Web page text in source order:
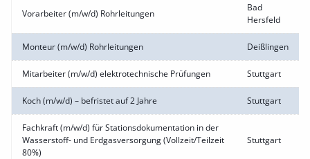
Vorarbeiter (m/w/d) Rohrleitungen
Bad
Hersfeld
Monteur (m/w/d) Rohrleitungen Deißlingen
Mitarbeiter (m/w/d) elektrotechnische Prüfungen Stuttgart
Koch (m/w/d) – befristet auf 2 Jahre Stuttgart
Fachkraft (m/w/d) für Stationsdokumentation in der
Wasserstoff- und Erdgasversorgung (Vollzeit/Teilzeit
80%)
Stuttgart